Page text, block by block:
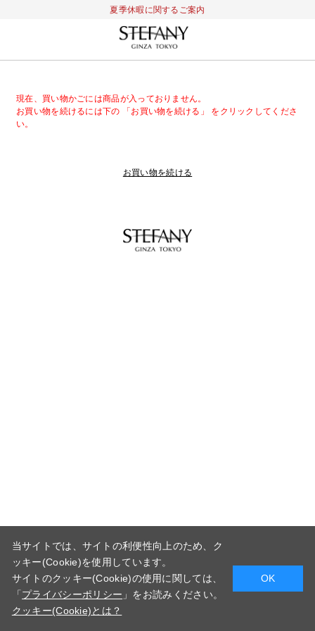
夏季休暇に関するご案内
現在、買い物かごには商品が入っておりません。
お買い物を続けるには下の 「お買い物を続ける」 をクリックしてくださ
い。
お買い物を続ける
当サイトでは、サイトの利便性向上のため、ク
ッキー(Cookie)を使用しています。
サイトのクッキー(Cookie)の使用に関しては、
「 プライバシーポリシー 」をお読みください。
クッキー(Cookie)とは？
OK